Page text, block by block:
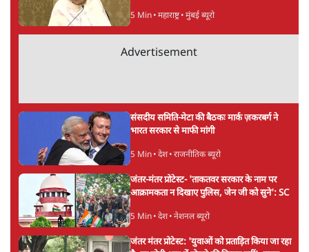
5 Min• महाराष्ट्र• मुंबई ब्यूरो
Advertisement
संसदीय समिति-मेटा की बैठकः मार्क ज़करबर्ग ने
भारत सरकार से माफी मांगी
5 Min• देश• राजनीतिक ब्यूरो
जंतर-मंतर प्रोटेस्ट- 'ताकतवर सरकार के नाम पर
आक्रामकता न दिखाए पुलिस, जेन जी को सुने': SC
5 Min• देश• नेशनल ब्यूरो
जंतर मंतर प्रोटेस्ट: 'युवाओं को प्रताड़ित किया जा रहा